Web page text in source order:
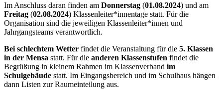
Im Anschluss daran finden am Donnerstag (01.08.2024) und am
Freitag (02.08.2024) Klassenleiter*innentage statt. Für die
Organisation sind die jeweiligen Klassenleiter*innen und
Jahrgangsteams verantwortlich.
Bei schlechtem Wetter findet die Veranstaltung für die 5. Klassen
in der Mensa statt. Für die anderen Klassenstufen findet die
Begrüßung in kleinem Rahmen im Klassenverband im
Schulgebäude statt. Im Eingangsbereich und im Schulhaus hängen
dann Listen zur Raumeinteilung aus.